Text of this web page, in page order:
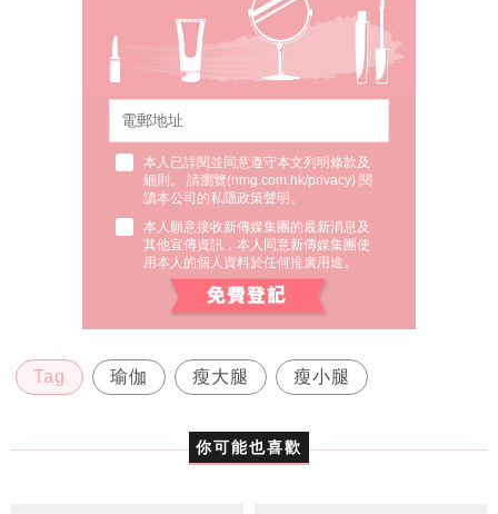
本人已詳閱並同意遵守本文列明條款及
細則。 請瀏覽(nmg.com.hk/privacy) 閱
讀本公司的私隱政策聲明。
本人願意接收新傳媒集團的最新消息及
其他宣傳資訊，本人同意新傳媒集團使
用本人的個人資料於任何推廣用途。
Tag 瑜伽 瘦大腿 瘦小腿
你可能也喜歡